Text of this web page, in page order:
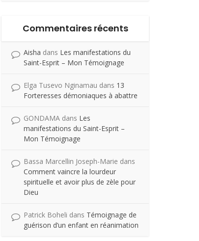
Commentaires récents
Aisha dans Les manifestations du
Saint-Esprit – Mon Témoignage
Elga Tusevo Nginamau dans 13
Forteresses démoniaques à abattre
GONDAMA dans Les
manifestations du Saint-Esprit –
Mon Témoignage
Bassa Marcellin Joseph-Marie dans
Comment vaincre la lourdeur
spirituelle et avoir plus de zèle pour
Dieu
Patrick Boheli dans Témoignage de
guérison d’un enfant en réanimation